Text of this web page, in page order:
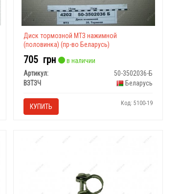
Диск тормозной МТЗ нажимной
(половинка) (пр-во Беларусь)
705 грн
в наличии
Артикул:
50-3502036-Б
ВЗТЗЧ
Беларусь
КУПИТЬ Код: 5100-19